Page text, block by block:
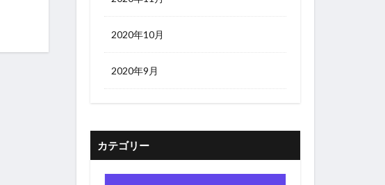
2020年10月
2020年9月
カテゴリー